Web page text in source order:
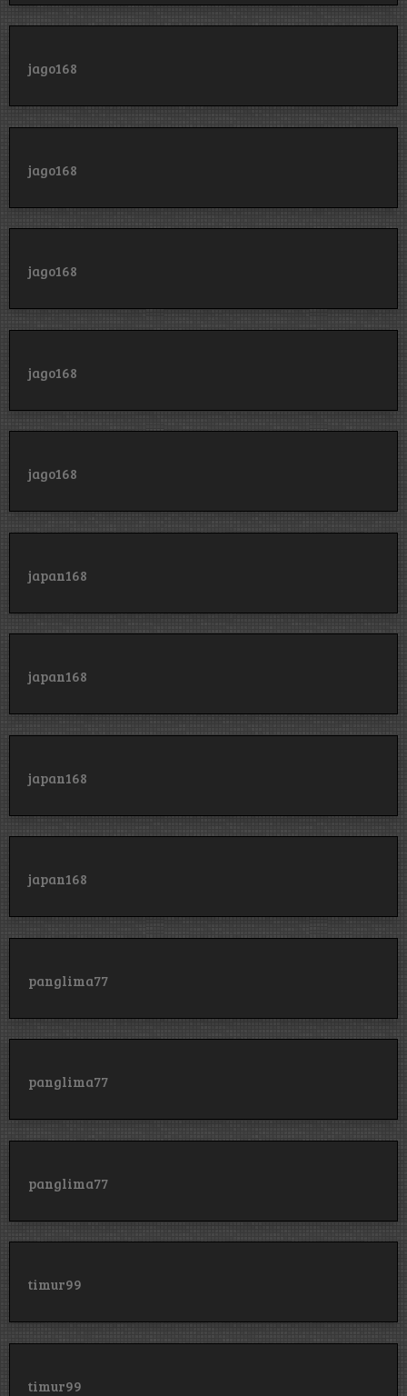
jago168
jago168
jago168
jago168
jago168
japan168
japan168
japan168
japan168
panglima77
panglima77
panglima77
timur99
timur99